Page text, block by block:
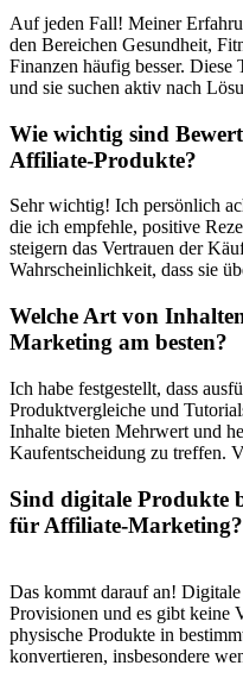
Auf ‌jeden‍ Fall! Meiner
den Bereichen Gesundheit,⁢
Finanzen⁢ häufig besser. Diese‍
und‍ sie suchen aktiv nach
Wie ⁣wichtig sind
Affiliate-Produkte?
Sehr ‌wichtig! Ich persönlich
die ich empfehle, positive
steigern das Vertrauen der
Wahrscheinlichkeit, dass sie
Welche Art ​von⁣
Marketing am besten?
Ich habe festgestellt, dass
Produktvergleiche und⁢
Inhalte bieten Mehrwert und
Kaufentscheidung zu⁤ treffen.
Sind digitale Produkte
für Affiliate-Marketing?
Das kommt darauf an!
Provisionen und es gibt⁤ keine
physische‍ Produkte in⁣
konvertieren, insbesondere